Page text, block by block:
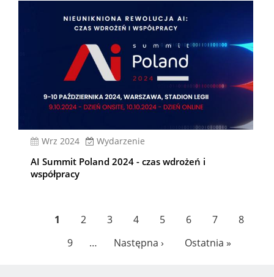
wrz 2024 Wydarzenie
AI Summit Poland 2024 - czas wdrożeń i
współpracy
Bieżąca
strona
1 Page
2 Page
3 Page
4 Page
5 Page
6 Page
7 Page
8
Page
9 …
Następna
Następna ›
Ostatnia
Ostatnia »